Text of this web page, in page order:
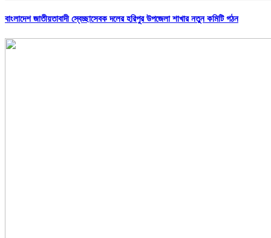
বাংলাদেশ জাতীয়তাবাদী স্বেচ্ছাসেবক দলের হরিপুর উপজেলা শাখার নতুন কমিটি গঠন